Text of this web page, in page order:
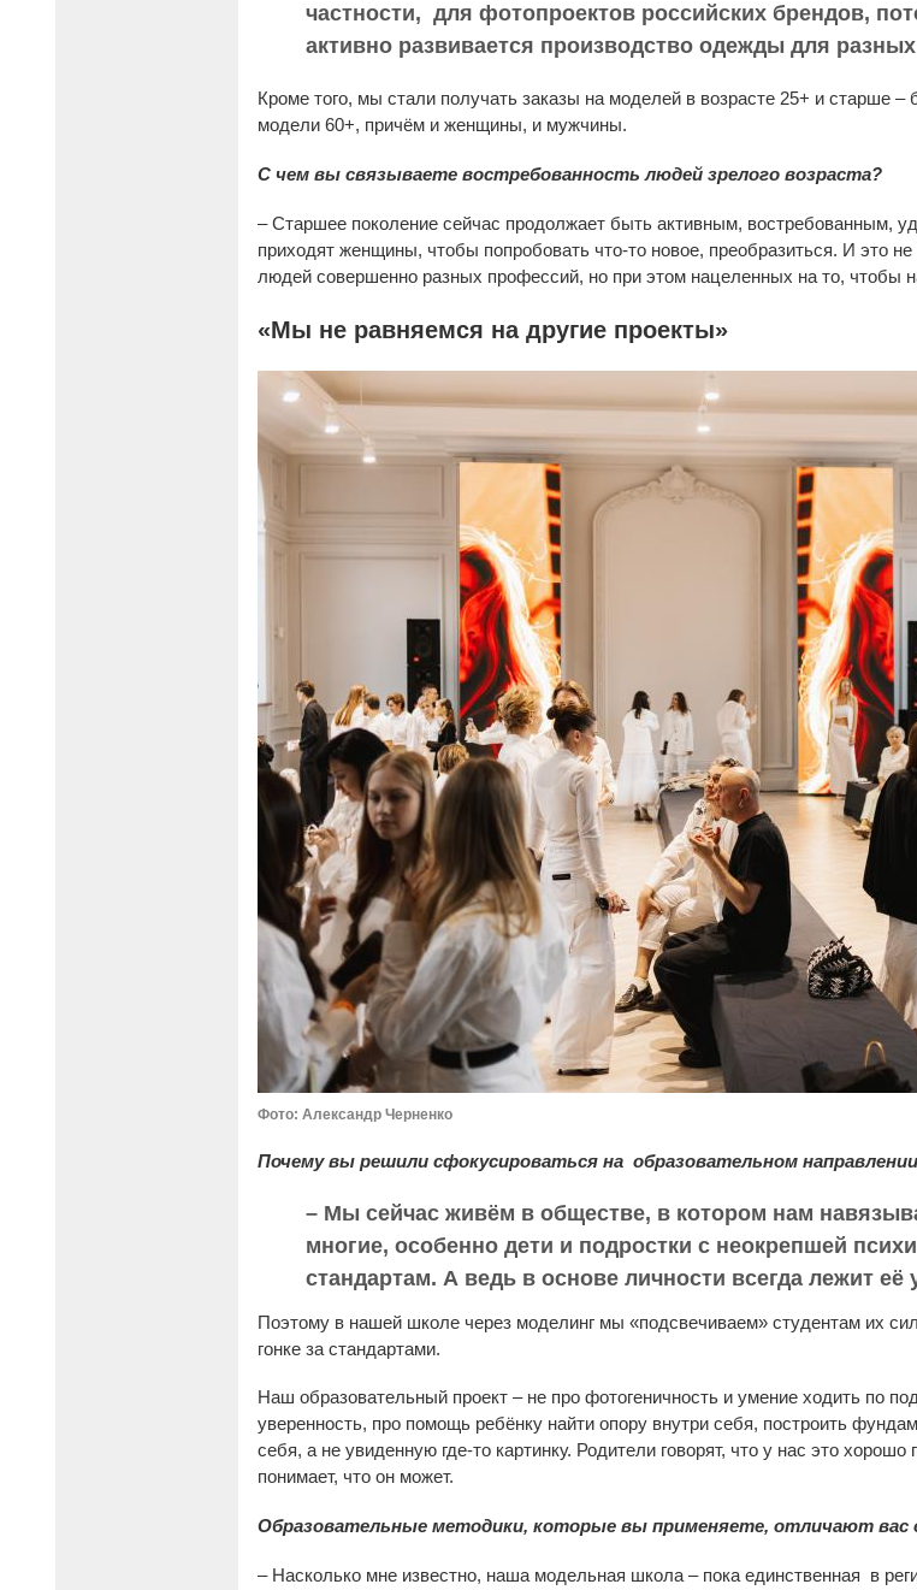
частности, для фотопроектов российских брендов,
активно развивается производство одежды для
Кроме того, мы стали получать заказы на моделей в возрасте 25+ и старше –
модели 60+, причём и женщины, и мужчины.
С чем вы связываете воcтребованность людей зрелого возраста?
– Старшее поколение сейчас продолжает быть активным, востребованным,
приходят женщины, чтобы попробовать что-то новое, преобразиться. И это
людей совершенно разных профессий, но при этом нацеленных на то, чтобы
«Мы не равняемся на другие проекты»
Фото: Александр Черненко
Почему вы решили сфокусироваться на образовательном
– Мы сейчас живём в обществе, в котором нам
многие, особенно дети и подростки с неокрепшей
стандартам. А ведь в основе личности всегда лежит
Поэтому в нашей школе через моделинг мы «подсвечиваем» студентам их
гонке за стандартами.
Наш образовательный проект – не про фотогеничность и умение ходить по
уверенность, про помощь ребёнку найти опору внутри себя, построить
себя, а не увиденную где-то картинку. Родители говорят, что у нас это
понимает, что он может.
Образовательные методики, которые вы применяете, отличают вас
– Насколько мне известно, наша модельная школа – пока единственная в